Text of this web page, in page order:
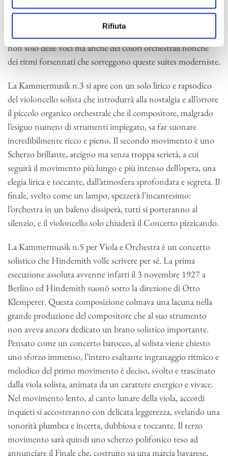
Rifiuta
novecento, sta nel getto espressionista della lingua impiegata.
Siamo di fronte a opere vive, di eccezionale comunicativa,
non solo delle voci ma anche dei colori orchestrali nonché
dei ritmi forsennati che sorreggono queste suites moderniste.
La Kammermusik n.3 si apre con un solo lirico e rapsodico
del violoncello solista che introdurrà alla nostalgia e all’orrore
il piccolo organico orchestrale che il compositore, malgrado
l’esiguo numero di strumenti impiegato, sa far suonare
incredibilmente ricco e pieno. Il secondo movimento è uno
Scherzo brillante, arcigno ma senza troppa serietà, a cui
seguirà il movimento più lungo e più intenso dell’opera, una
elegia lirica e toccante, dall’atmosfera sprofondata e segreta. Il
finale, svelto come un lampo, spezzerà l’incantesimo:
l’orchestra in un baleno dissiperà, tutti si porteranno al
silenzio, e il violoncello solo chiuderà il Concerto pizzicando.
La Kammermusik n.5 per Viola e Orchestra è un concerto
solistico che Hindemith volle scrivere per sé. La prima
esecuzione assoluta avvenne infatti il 3 novembre 1927 a
Berlino ed Hindemith suonò sotto la direzione di Otto
Klemperer. Questa composizione colmava una lacuna nella
grande produzione del compositore che al suo strumento
non aveva ancora dedicato un brano solistico importante.
Pensato come un concerto barocco, al solista viene chiesto
uno sforzo immenso, l’intero esaltante ingranaggio ritmico e
melodico del primo movimento è deciso, svolto e trascinato
dalla viola solista, animata da un carattere energico e vivace.
Nel movimento lento, al canto lunare della viola, accordi
inquieti si accosteranno con delicata leggerezza, svelando una
sonorità plumbea e incerta, dubbiosa e toccante. Il terzo
movimento sarà quindi uno scherzo polifonico teso ad
annunciare il Finale che, costruito su una marcia bavarese,